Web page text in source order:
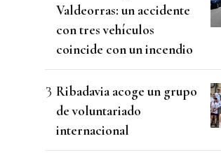
Valdeorras: un accidente
con tres vehículos
coincide con un incendio
Ribadavia acoge un grupo
de voluntariado
internacional